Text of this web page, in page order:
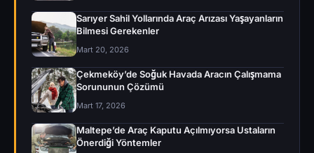
Sarıyer Sahil Yollarında Araç Arızası Yaşayanların
Bilmesi Gerekenler
Mart 20, 2026
Çekmeköy’de Soğuk Havada Aracın Çalışmama
Sorununun Çözümü
Mart 17, 2026
Maltepe’de Araç Kaputu Açılmıyorsa Ustaların
Önerdiği Yöntemler